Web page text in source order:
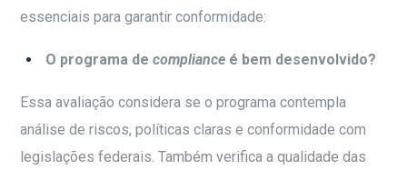
essenciais para garantir conformidade:
O programa decompliance é bem desenvolvido?
Essa avaliação considera se o programa contempla
análise de riscos, políticas claras e conformidade com
legislações federais. Também verifica a qualidade das